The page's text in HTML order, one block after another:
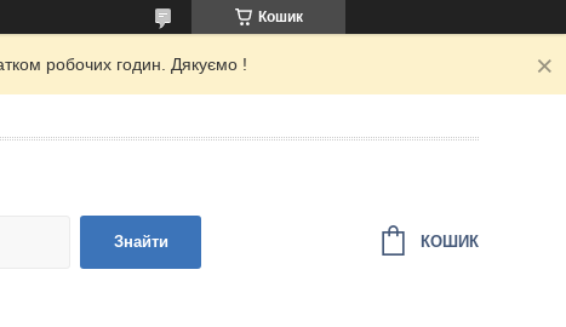
Кошик
робочих годин. Дякуємо !
Знайти КОШИК